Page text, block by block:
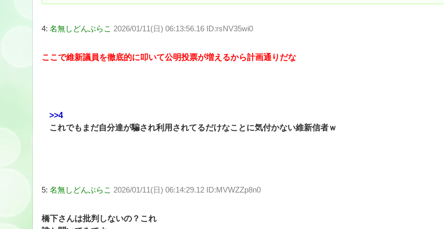
4: 名無しどんぶらこ 2026/01/11(日) 06:13:56.16 ID:rsNV35wi0
ここで維新議員を徹底的に叩いて公明投票が増えるから計画通りだな
>>4
これでもまだ自分達が騙され利用されてるだけなことに気付かない維新信者ｗ
5: 名無しどんぶらこ 2026/01/11(日) 06:14:29.12 ID:MVWZZp8n0
橋下さんは批判しないの？これ